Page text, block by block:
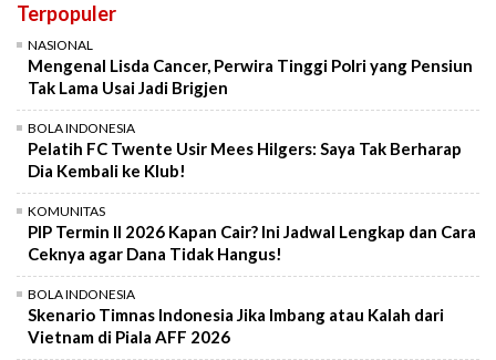
Terpopuler
NASIONAL
Mengenal Lisda Cancer, Perwira Tinggi Polri yang Pensiun
Tak Lama Usai Jadi Brigjen
BOLA INDONESIA
Pelatih FC Twente Usir Mees Hilgers: Saya Tak Berharap
Dia Kembali ke Klub!
KOMUNITAS
PIP Termin II 2026 Kapan Cair? Ini Jadwal Lengkap dan Cara
Ceknya agar Dana Tidak Hangus!
BOLA INDONESIA
Skenario Timnas Indonesia Jika Imbang atau Kalah dari
Vietnam di Piala AFF 2026